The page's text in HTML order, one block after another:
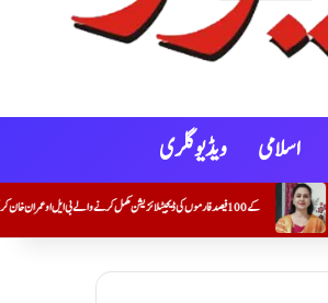
اسلامی ویڈیو گلری